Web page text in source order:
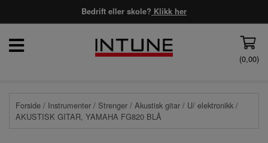
Bedrift eller skole? Klikk her
(0,00)
Forside / Instrumenter / Strenger / Akustisk gitar / U/ elektronikk /
AKUSTISK GITAR, YAMAHA FG820 BLÅ